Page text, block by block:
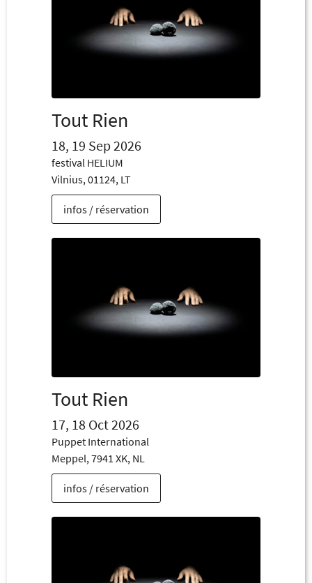
Tout Rien
18, 19 Sep 2026
festival HELIUM
Vilnius, 01124, LT
infos / réservation
Tout Rien
17, 18 Oct 2026
Puppet International
Meppel, 7941 XK, NL
infos / réservation